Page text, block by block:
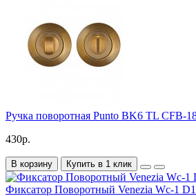
Ручка поворотная Punto BK6 TL CFB-
430р.
В корзину Купить в 1 клик
Фиксатор Поворотный Venezia Wc-1